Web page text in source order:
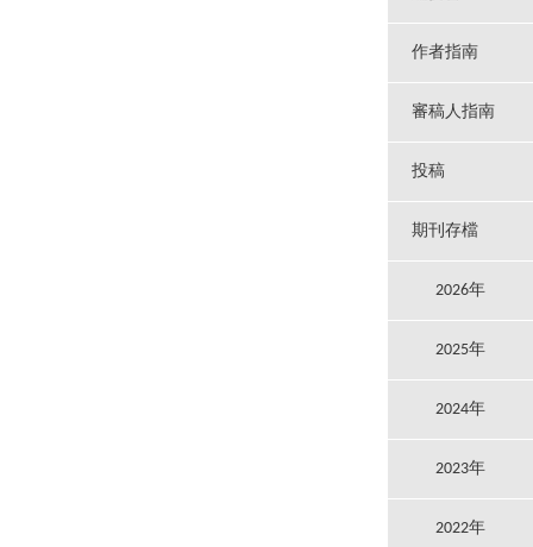
作者指南
審稿人指南
投稿
期刊存檔
2026年
2025年
2024年
2023年
2022年